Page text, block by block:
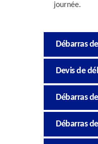
journée.
Débarras
Devis de
Débarras
Débarras